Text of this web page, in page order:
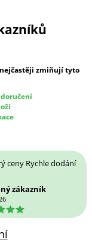
zmiňují tyto
ceny Rychle dodání
zákazník